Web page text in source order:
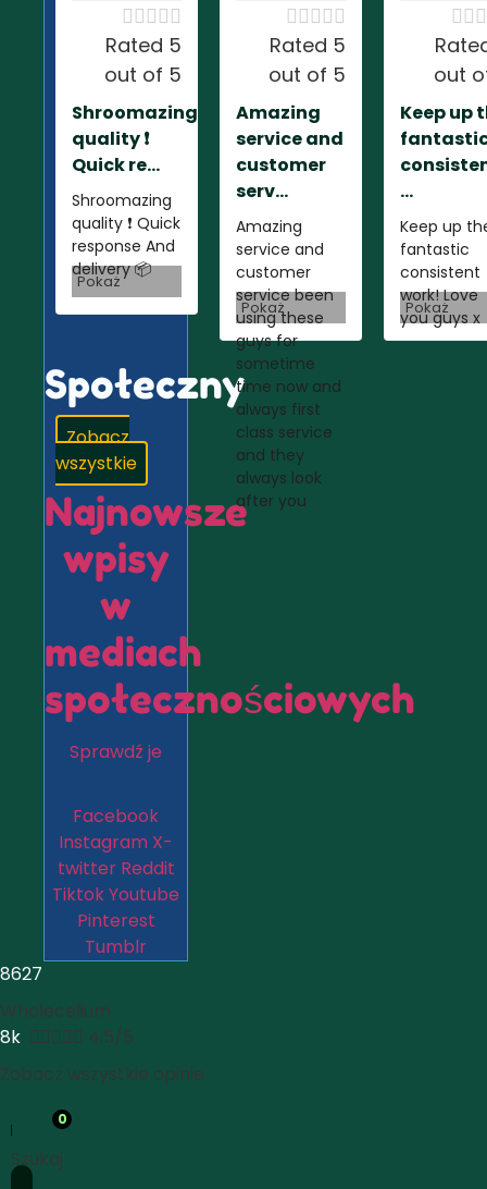

Rated 5
out of 5
Shroomazing
quality ❗️
Quick re...
Shroomazing
quality ❗️ Quick
response And
delivery 📦
Pokaż

Rated 5
out of 5
Amazing
service and
customer
serv...
Amazing
service and
customer
service been
using these
guys for
sometime
time now and
always first
class service
and they
always look
after you
Pokaż

out
Keep up
...
Keep up
fantastic
consistent
work! Love
you guys x
Pokaż
Społeczny
Zobacz
wszystkie
Najnowsze
wpisy
w
mediach
społecznościowych
Sprawdź je
Facebook
Instagram X-
twitter Reddit
TiktokYoutube
Pinterest
Tumblr
8627
Wholecelium
8k  4.5/5
Zobacz wszystkie opinie
0
Szukaj